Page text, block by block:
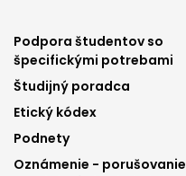
Footer
menu
3
Podpora študentov so
špecifickými potrebami
Študijný poradca
Etický kódex
Podnety
Oznámenie - porušovanie